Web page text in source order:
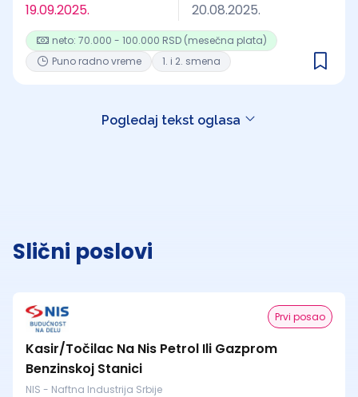
19.09.2025. 20.08.2025.
neto: 70.000 - 100.000 RSD (mesečna plata)
Puno radno vreme
1. i 2. smena
Pogledaj tekst oglasa
Slični poslovi
Prvi posao
Kasir/Točilac Na Nis Petrol Ili Gazprom
Benzinskoj Stanici
NIS - Naftna Industrija Srbije